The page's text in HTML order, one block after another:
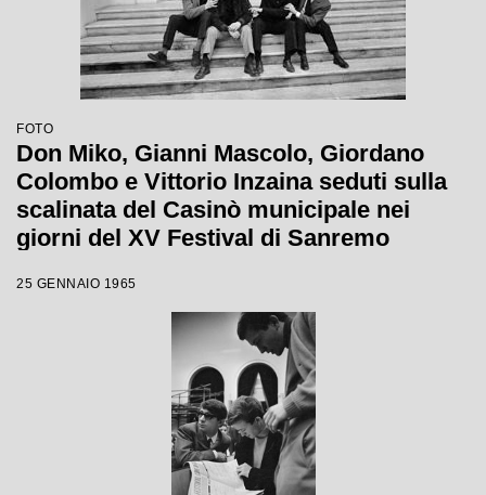
FOTO
Don Miko, Gianni Mascolo, Giordano
Colombo e Vittorio Inzaina seduti sulla
scalinata del Casinò municipale nei
giorni del XV Festival di Sanremo
25 GENNAIO 1965